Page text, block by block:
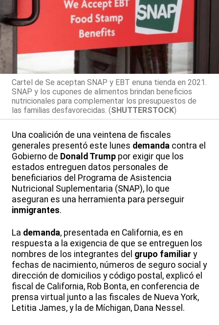
Cartel de Se aceptan SNAP y EBT enuna tienda en 2021.
SNAP y los cupones de alimentos brindan beneficios
nutricionales para complementar los presupuestos de
las familias desfavorecidas. (SHUTTERSTOCK)
Una coalición de una veintena de fiscales
generales presentó este lunes demanda contra el
Gobierno de Donald Trump por exigir que los
estados entreguen datos personales de
beneficiarios del Programa de Asistencia
Nutricional Suplementaria (SNAP), lo que
aseguran es una herramienta para perseguir
inmigrantes.
La demanda, presentada en California, es en
respuesta a la exigencia de que se entreguen los
nombres de los integrantes del grupo familiar y
fechas de nacimiento, números de seguro social y
dirección de domicilios y código postal, explicó el
fiscal de California, Rob Bonta, en conferencia de
prensa virtual junto a las fiscales de Nueva York,
Letitia James, y la de Míchigan, Dana Nessel.